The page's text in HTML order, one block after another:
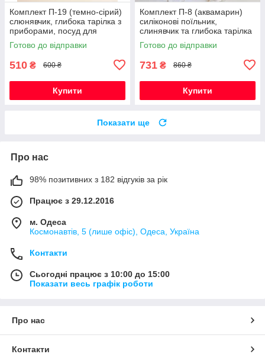
Комплект П-19 (темно-сірий)
слюнявчик, глибока тарілка з
приборами, посуд для
першого прикорму
Готово до відправки
510 ₴ 600 ₴
Купити
Комплект П-8 (аквамарин)
силіконові поїльник,
слинявчик та глибока тарілка
з приборами, посуд для
прикорму
Готово до відправки
731 ₴ 860 ₴
Купити
Показати ще
Про нас
98% позитивних з 182 відгуків за рік
Працює з 29.12.2016
м. Одеса
Космонавтів, 5 (лише офіс), Одеса, Україна
Контакти
Сьогодні працює з 10:00 до 15:00
Показати весь графік роботи
Про нас
Контакти